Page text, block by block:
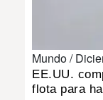
DEPORTES
Mundo /
EE.UU.
flota para